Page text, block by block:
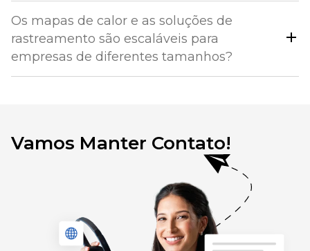
Os mapas de calor e as soluções de
rastreamento são escaláveis ​​para
empresas de diferentes tamanhos?
Vamos Manter Contato!